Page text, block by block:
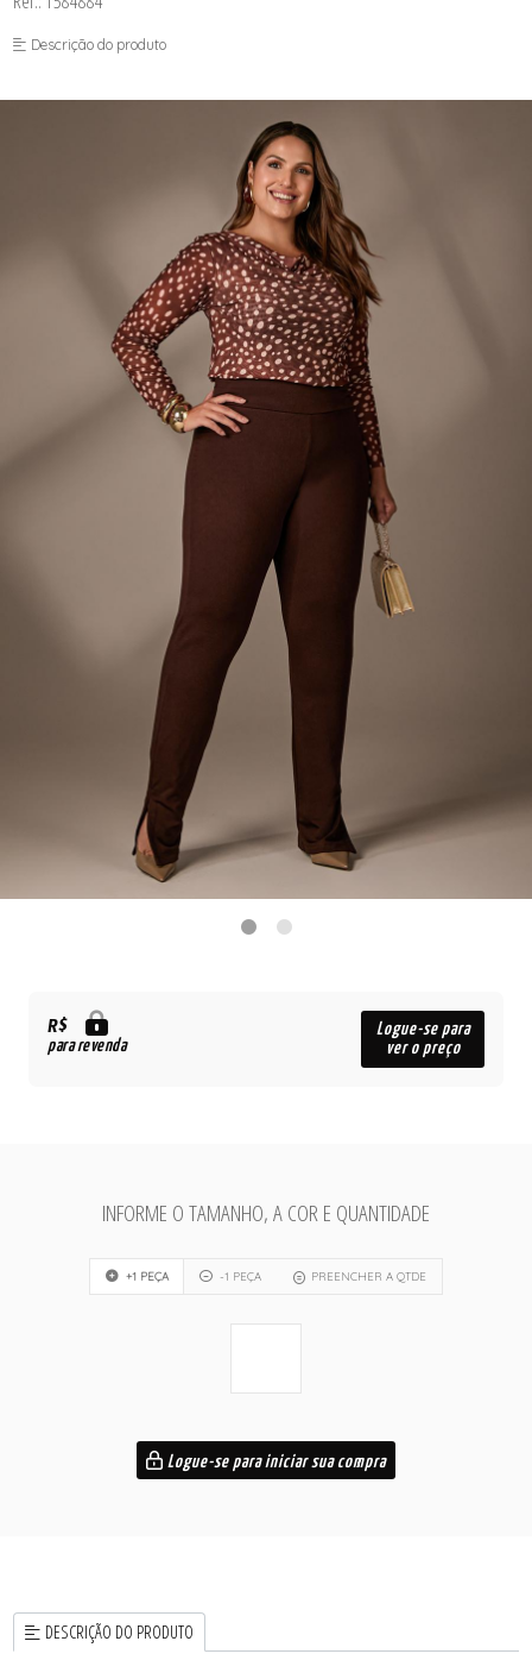
LONGO-AGOSTO I-
MACAC-AGOSTO I-
Descrição do produto
R$
para revenda
Logue-se para
ver o preço
INFORME O TAMANHO, A COR E QUANTIDADE
+1 PEÇA -1 PEÇA PREENCHER A QTDE
Logue-se para iniciar sua compra
DESCRIÇÃO DO PRODUTO